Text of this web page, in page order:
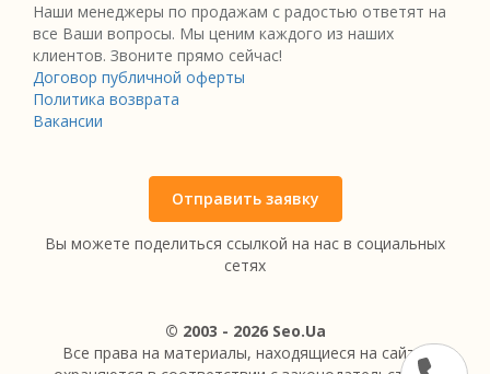
Наши менеджеры по продажам с радостью ответят на
все Ваши вопросы. Мы ценим каждого из наших
клиентов. Звоните прямо сейчас!
Договор публичной оферты
Политика возврата
Вакансии
Отправить заявку
Вы можете поделиться ссылкой на нас в социальных
сетях
© 2003 - 2026 Seo.Ua
Все права на материалы, находящиеся на сайте,